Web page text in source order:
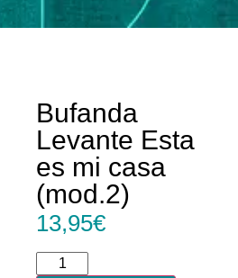
Bufanda
Levante Esta
es mi casa
(mod.2)
13,95€